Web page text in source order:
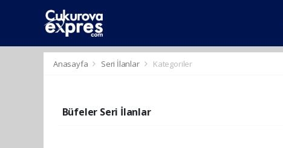
Anasayfa Seri İlanlar Kategoriler
Büfeler Seri İlanlar